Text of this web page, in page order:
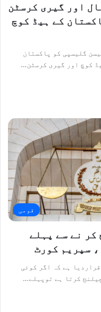
اور گیری کرسٹن
کے ہیڈ کوچ
گلیسپی کو پاکستان
کوچ اور گیری کرسٹن…
قومی
کر نے سے پہلے
سپریم کورٹ
ہے کہ اگر کوئی
کرتا ہے توپہلے…